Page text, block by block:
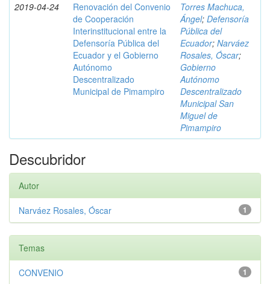
2019-04-24
Renovación del Convenio
de Cooperación
Interinstitucional entre la
Defensoría Pública del
Ecuador y el Gobierno
Autónomo
Descentralizado
Municipal de Pimampiro
Torres Machuca,
Ángel; Defensoría
Pública del
Ecuador; Narváez
Rosales, Óscar;
Gobierno
Autónomo
Descentralizado
Municipal San
Miguel de
Pimampiro
Descubridor
Autor
1
Narváez Rosales, Óscar
Temas
1
CONVENIO